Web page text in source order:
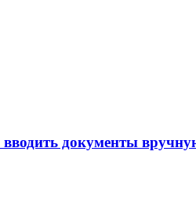
вводить документы